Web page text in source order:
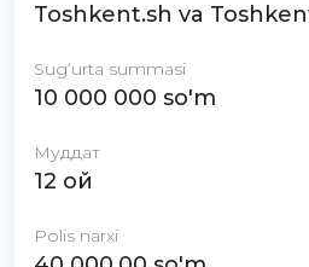
Toshkent.sh va
Sugʻurta summasi
10 000 000 so'm
Муддат
12 ой
Polis narxi